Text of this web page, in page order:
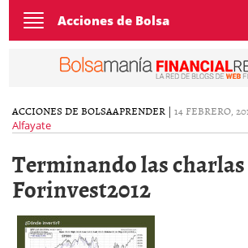
Toggle
navigation
Acciones de Bolsa
ACCIONES DE BOLSAAPRENDER | 14 FEBRERO,
Alfayate
Terminando las
Forinvest2012